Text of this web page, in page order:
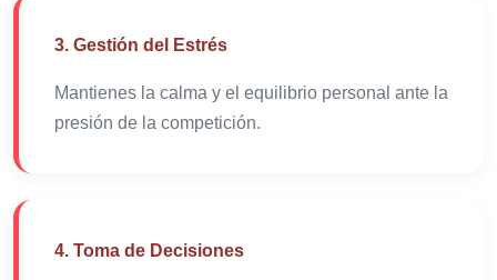
3. Gestión del Estrés
Mantienes la calma y el equilibrio personal ante la
presión de la competición.
4. Toma de Decisiones